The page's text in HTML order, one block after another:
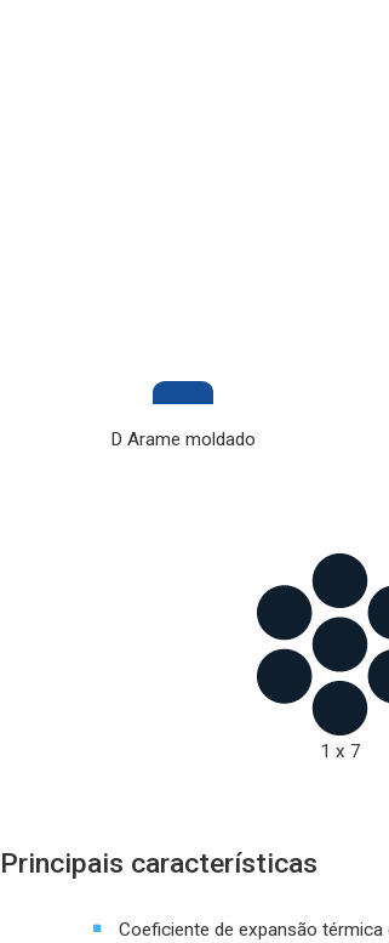
D Arame moldado
1 x 7
Principais características
Coeficiente de expansão